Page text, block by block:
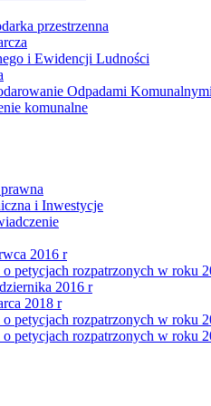
przestrzenna
i Ewidencji Ludności
Odpadami Komunalnymi
komunalne
i Inwestycje
2016 r
petycjach rozpatrzonych w roku
2016 r
2018 r
petycjach rozpatrzonych w roku
petycjach rozpatrzonych w roku